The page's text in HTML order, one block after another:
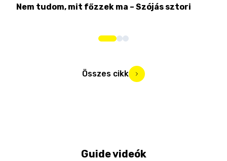
Nem tudom, mit főzzek ma – Szójás sztori
Összes cikk
Guide videók